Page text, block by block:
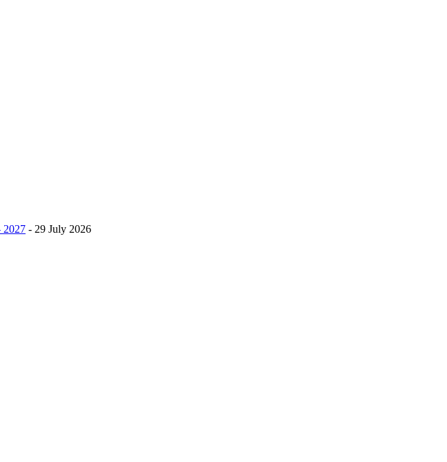
- 29 July 2026